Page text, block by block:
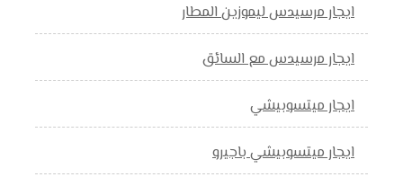
ايجار مرسيدس ليموزين المطار
ايجار مرسيدس مع السائق
ايجار ميتسوبيشي
ايجار ميتسوبيشي باجيرو